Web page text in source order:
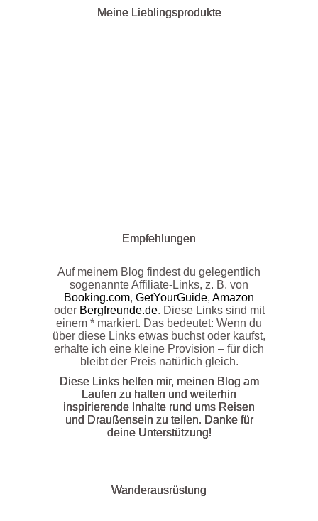
Meine Lieblingsprodukte
Empfehlungen
Auf meinem Blog findest du gelegentlich
sogenannte Affiliate-Links, z. B. von
Booking.com, GetYourGuide, Amazon
oder Bergfreunde.de. Diese Links sind mit
einem * markiert. Das bedeutet: Wenn du
über diese Links etwas buchst oder kaufst,
erhalte ich eine kleine Provision – für dich
bleibt der Preis natürlich gleich.
Diese Links helfen mir, meinen Blog am
Laufen zu halten und weiterhin
inspirierende Inhalte rund ums Reisen
und Draußensein zu teilen. Danke für
deine Unterstützung!
Wanderausrüstung